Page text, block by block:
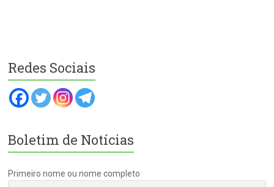
Redes Sociais
Boletim de Notícias
Primeiro nome ou nome completo